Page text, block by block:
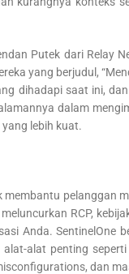
Putek dari Relay
yang berjudul,
dihadapi saat ini,
dalam
lebih kuat.
pelanggan
RCP,
Anda. SentinelOne
alat penting
dan